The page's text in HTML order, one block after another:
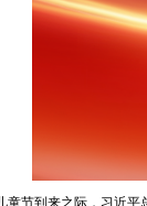
童节到来之际，习近